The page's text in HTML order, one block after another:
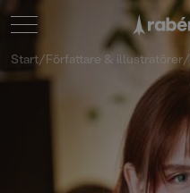
Start/Författare & illustratörer/